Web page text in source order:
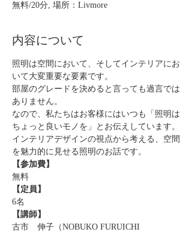
無料/20分, 場所：Livmore
内容について
照明は空間において、そしてインテリアにお
いて大変重要な要素です。
部屋のグレードを決めると言っても過言では
ありません。
なので、私たちはお客様にはいつも「照明は
ちょっと良いモノを」とお伝えしています。
インテリアデザインの視点から考える、空間
を魅力的に見せる照明のお話です。
【参加費】
無料
【定員】
6名
【講師】
古市　伸子（NOBUKO FURUICHI